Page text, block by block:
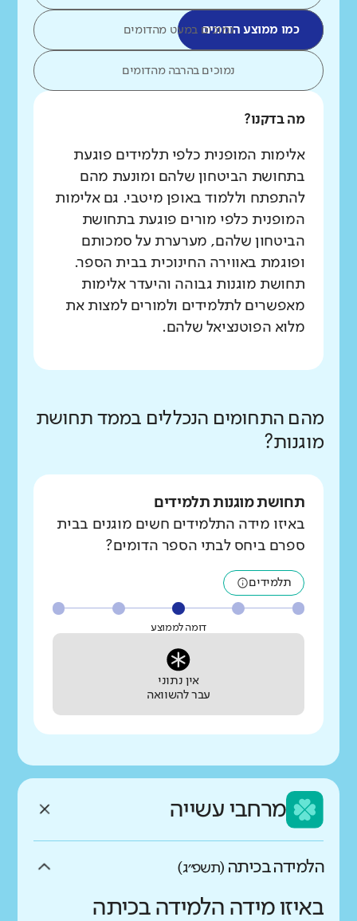
כמו ממוצע הדומיםנמוכים במעט מהדומים
נמוכים בהרבה מהדומים
מה בדקנו?
אלימות המופנית כלפי תלמידים פוגעת
בתחושת הביטחון שלהם ומונעת מהם
להתפתח וללמוד באופן מיטבי. גם אלימות
המופנית כלפי מורים פוגעת בתחושת
הביטחון שלהם, מערערת על סמכותם
ופוגמת באווירה החינוכית בבית הספר.
תחושת מוגנות גבוהה והיעדר אלימות
מאפשרים לתלמידים ולמורים למצות את
מלוא הפוטנציאל שלהם.
מהם התחומים הנכללים בממד תחושת
מוגנות?
תחושת מוגנות תלמידים
באיזו מידה התלמידים חשים מוגנים בבית
ספרם ביחס לבתי הספר הדומים?
תלמידים
דומה לממוצע
אין נתוני
עבר להשוואה
מרחבי עשייה
הלמידה בכיתה (תשפ״ג)
באיזו מידה הלמידה בכיתה